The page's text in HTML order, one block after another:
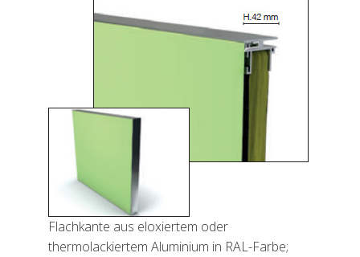
Flachkante aus eloxiertem oder
thermolackiertem Aluminium in RAL-Farbe;